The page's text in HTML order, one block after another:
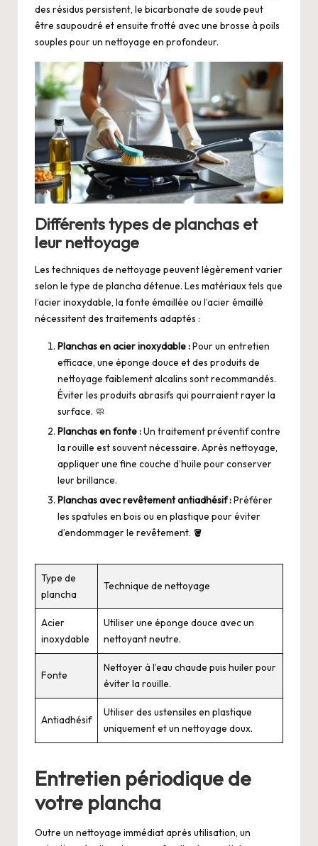
des résidus persistent, le bicarbonate de soude peut
être saupoudré et ensuite frotté avec une brosse à poils
souples pour un nettoyage en profondeur.
Différents types de planchas et
leur nettoyage
Les techniques de nettoyage peuvent légèrement varier
selon le type de plancha détenue. Les matériaux tels que
l’acier inoxydable, la fonte émaillée ou l’acier émaillé
nécessitent des traitements adaptés :
Planchas en acier inoxydable :Pour un entretien
efficace, une éponge douce et des produits de
nettoyage faiblement alcalins sont recommandés.
Éviter les produits abrasifs qui pourraient rayer la
surface. 🧼
Planchas en fonte :Un traitement préventif contre
la rouille est souvent nécessaire. Après nettoyage,
appliquer une fine couche d’huile pour conserver
leur brillance.
Planchas avec revêtement antiadhésif :Préférer
les spatules en bois ou en plastique pour éviter
d’endommager le revêtement. 🪣
Type de
plancha
Technique de nettoyage
Acier
inoxydable
Utiliser une éponge douce avec un
nettoyant neutre.
Fonte
Nettoyer à l’eau chaude puis huiler pour
éviter la rouille.
Antiadhésif
Utiliser des ustensiles en plastique
uniquement et un nettoyage doux.
Entretien périodique de
votre plancha
Outre un nettoyage immédiat après utilisation, un